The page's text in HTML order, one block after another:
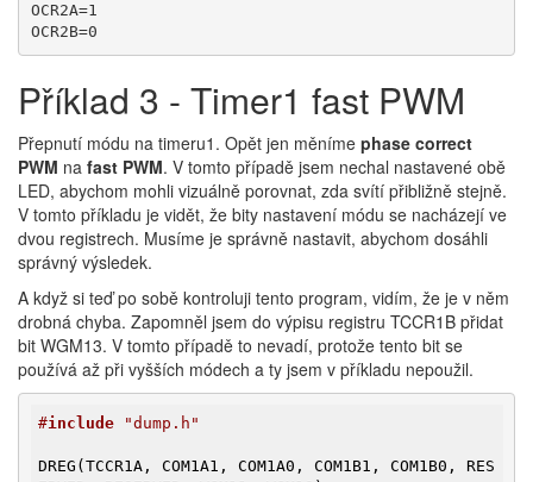
OCR2A=1
OCR2B=0
Příklad 3 - Timer1 fast PWM
Přepnutí módu na timeru1. Opět jen měníme phase correct
PWM na fast PWM. V tomto případě jsem nechal nastavené obě
LED, abychom mohli vizuálně porovnat, zda svítí přibližně stejně.
V tomto příkladu je vidět, že bity nastavení módu se nacházejí ve
dvou registrech. Musíme je správně nastavit, abychom dosáhli
správný výsledek.
A když si teď po sobě kontroluji tento program, vidím, že je v něm
drobná chyba. Zapomněl jsem do výpisu registru TCCR1B přidat
bit WGM13. V tomto případě to nevadí, protože tento bit se
používá až při vyšších módech a ty jsem v příkladu nepoužil.
#include "dump.h"
DREG(TCCR1A, COM1A1, COM1A0, COM1B1, COM1B0, RES